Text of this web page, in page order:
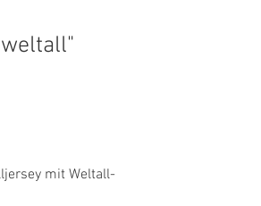
mit Weltall-